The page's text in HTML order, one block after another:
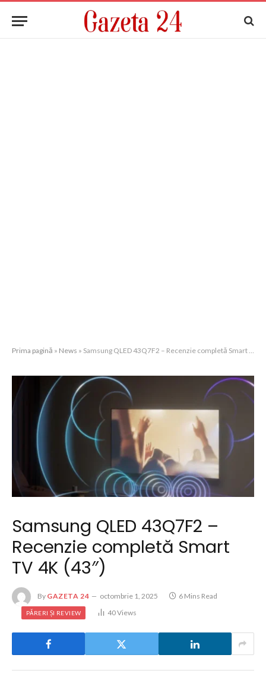
Prima pagină » News » Samsung QLED 43Q7F2 – Recenzie completă Smart TV 4K (43″)
Samsung QLED 43Q7F2 –
Recenzie completă Smart
TV 4K (43″)
By GAZETA 24 octombrie 1, 2025 6 Mins Read
PĂRERI ȘI REVIEW 40Views